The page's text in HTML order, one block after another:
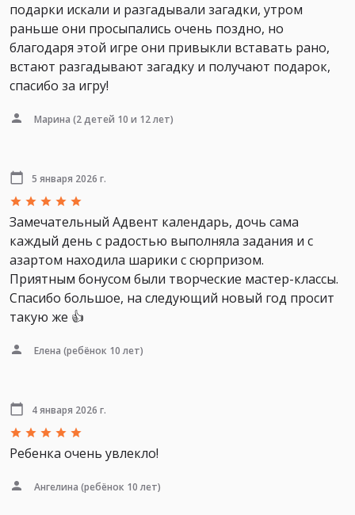
подарки искали и разгадывали загадки, утром
раньше они просыпались очень поздно, но
благодаря этой игре они привыкли вставать рано,
встают разгадывают загадку и получают подарок,
спасибо за игру!
Марина (2 детей 10 и 12 лет)
5 января 2026 г.
Замечательный Адвент календарь, дочь сама
каждый день с радостью выполняла задания и с
азартом находила шарики с сюрпризом.
Приятным бонусом были творческие мастер-классы.
Спасибо большое, на следующий новый год просит
такую же 👍
Елена (ребёнок 10 лет)
4 января 2026 г.
Ребенка очень увлекло!
Ангелина (ребёнок 10 лет)